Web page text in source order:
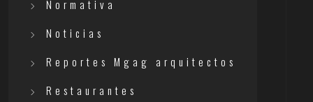
Normativa
Noticias
Reportes Mgag arquitectos
Restaurantes